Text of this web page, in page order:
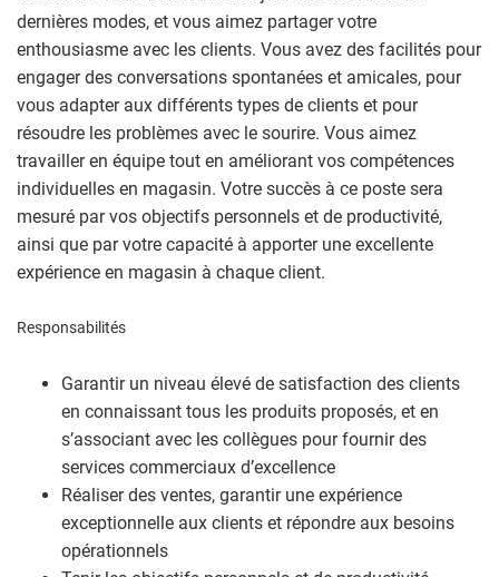
dernières modes, et vous aimez partager votre
enthousiasme avec les clients. Vous avez des facilités pour
engager des conversations spontanées et amicales, pour
vous adapter aux différents types de clients et pour
résoudre les problèmes avec le sourire. Vous aimez
travailler en équipe tout en améliorant vos compétences
individuelles en magasin. Votre succès à ce poste sera
mesuré par vos objectifs personnels et de productivité,
ainsi que par votre capacité à apporter une excellente
expérience en magasin à chaque client.
Responsabilités
Garantir un niveau élevé de satisfaction des clients
en connaissant tous les produits proposés, et en
s’associant avec les collègues pour fournir des
services commerciaux d’excellence
Réaliser des ventes, garantir une expérience
exceptionnelle aux clients et répondre aux besoins
opérationnels